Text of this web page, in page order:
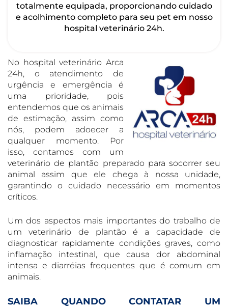
totalmente equipada, proporcionando cuidado
e acolhimento completo para seu pet em nosso
hospital veterinário 24h.
No hospital veterinário Arca
24h, o atendimento de
urgência e emergência é
uma prioridade, pois
entendemos que os animais
de estimação, assim como
nós, podem adoecer a
qualquer momento. Por
isso, contamos com um
veterinário de plantão preparado para socorrer seu
animal assim que ele chega à nossa unidade,
garantindo o cuidado necessário em momentos
críticos.
Um dos aspectos mais importantes do trabalho de
um veterinário de plantão é a capacidade de
diagnosticar rapidamente condições graves, como
inflamação intestinal, que causa dor abdominal
intensa e diarréias frequentes que é comum em
animais.
SAIBA QUANDO CONTATAR UM